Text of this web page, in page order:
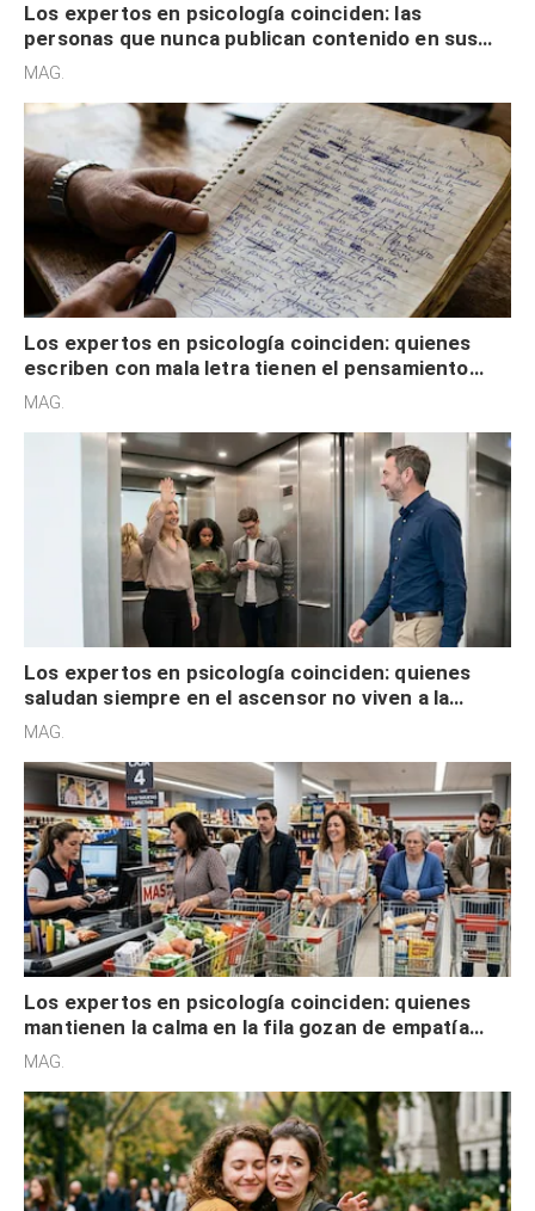
Los expertos en psicología coinciden: las
personas que nunca publican contenido en sus
redes sociales no pretenden buscar validación
MAG.
Los expertos en psicología coinciden: quienes
escriben con mala letra tienen el pensamiento
acelerado y no lo hacen por desinterés
MAG.
Los expertos en psicología coinciden: quienes
saludan siempre en el ascensor no viven a la
defensiva y tienen apertura social
MAG.
Los expertos en psicología coinciden: quienes
mantienen la calma en la fila gozan de empatía
cognitiva, gratitud y no solo tienen autocontrol
MAG.